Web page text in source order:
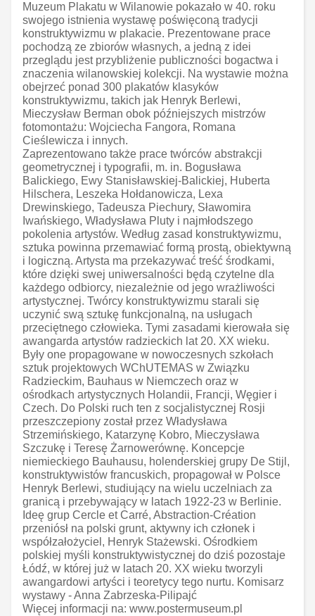
Muzeum Plakatu w Wilanowie pokazało w 40. roku
swojego istnienia wystawę poświęconą tradycji
konstruktywizmu w plakacie. Prezentowane prace
pochodzą ze zbiorów własnych, a jedną z idei
przeglądu jest przybliżenie publiczności bogactwa i
znaczenia wilanowskiej kolekcji. Na wystawie można
obejrzeć ponad 300 plakatów klasyków
konstruktywizmu, takich jak Henryk Berlewi,
Mieczysław Berman obok późniejszych mistrzów
fotomontażu: Wojciecha Fangora, Romana
Cieślewicza i innych.
Zaprezentowano także prace twórców abstrakcji
geometrycznej i typografii, m. in. Bogusława
Balickiego, Ewy Stanisławskiej-Balickiej, Huberta
Hilschera, Leszeka Hołdanowicza, Lexa
Drewinskiego, Tadeusza Piechury, Sławomira
Iwańskiego, Władysława Pluty i najmłodszego
pokolenia artystów. Według zasad konstruktywizmu,
sztuka powinna przemawiać formą prostą, obiektywną
i logiczną. Artysta ma przekazywać treść środkami,
które dzięki swej uniwersalności będą czytelne dla
każdego odbiorcy, niezależnie od jego wrażliwości
artystycznej. Twórcy konstruktywizmu starali się
uczynić swą sztukę funkcjonalną, na usługach
przeciętnego człowieka. Tymi zasadami kierowała się
awangarda artystów radzieckich lat 20. XX wieku.
Były one propagowane w nowoczesnych szkołach
sztuk projektowych WChUTEMAS w Związku
Radzieckim, Bauhaus w Niemczech oraz w
ośrodkach artystycznych Holandii, Francji, Węgier i
Czech. Do Polski ruch ten z socjalistycznej Rosji
przeszczepiony został przez Władysława
Strzemińskiego, Katarzynę Kobro, Mieczysława
Szczukę i Teresę Żarnowerównę. Koncepcje
niemieckiego Bauhausu, holenderskiej grupy De Stijl,
konstruktywistów francuskich, propagował w Polsce
Henryk Berlewi, studiujący na wielu uczelniach za
granicą i przebywający w latach 1922-23 w Berlinie.
Ideę grup Cercle et Carré, Abstraction-Création
przeniósł na polski grunt, aktywny ich członek i
współzałożyciel, Henryk Stażewski. Ośrodkiem
polskiej myśli konstruktywistycznej do dziś pozostaje
Łódź, w której już w latach 20. XX wieku tworzyli
awangardowi artyści i teoretycy tego nurtu. Komisarz
wystawy - Anna Zabrzeska-Pilipajć
Więcej informacji na: www.postermuseum.pl